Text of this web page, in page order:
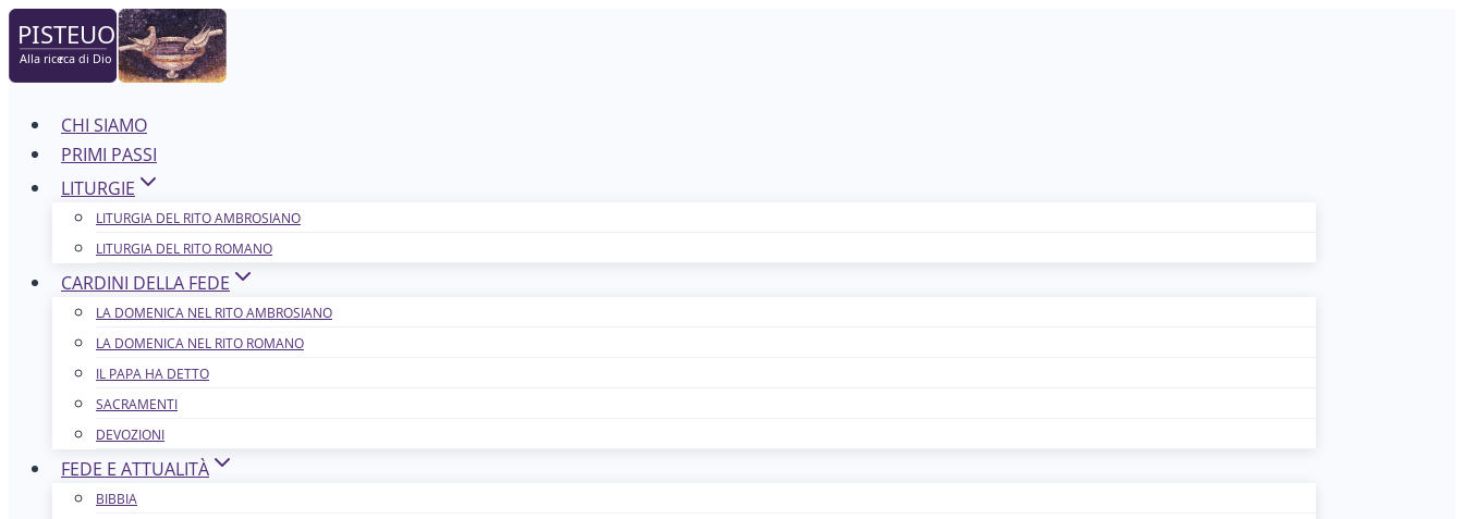
Salta
al
contenuto
CHI SIAMO
PRIMI PASSI
LITURGIE
LITURGIA DEL RITO AMBROSIANO
LITURGIA DEL RITO ROMANO
CARDINI DELLA FEDE
LA DOMENICA NEL R​​​​​​ITO AMBROSIANO
LA DOMENICA NEL RITO ROMANO
IL PAPA HA DETTO
SACRAMENTI
DEVOZIONI
FEDE E ATTUALITÀ
BIBBIA